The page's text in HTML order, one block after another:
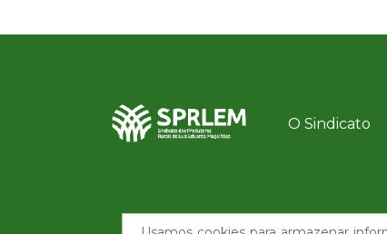
O Sindicato